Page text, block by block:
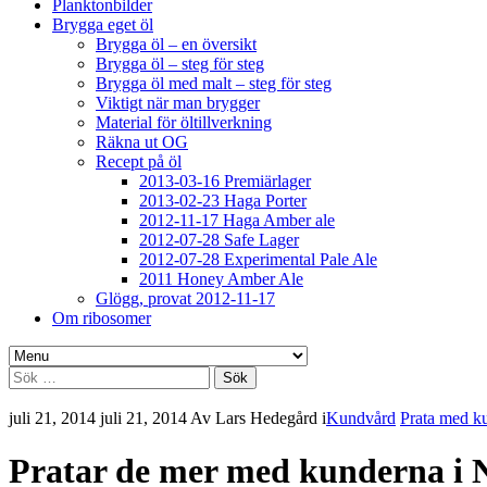
Planktonbilder
Brygga eget öl
Brygga öl – en översikt
Brygga öl – steg för steg
Brygga öl med malt – steg för steg
Viktigt när man brygger
Material för öltillverkning
Räkna ut OG
Recept på öl
2013-03-16 Premiärlager
2013-02-23 Haga Porter
2012-11-17 Haga Amber ale
2012-07-28 Safe Lager
2012-07-28 Experimental Pale Ale
2011 Honey Amber Ale
Glögg, provat 2012-11-17
Om ribosomer
Sök
efter:
juli 21, 2014 juli 21, 2014 Av Lars Hedegård iKundvård Prata med
Pratar de mer med kunderna i